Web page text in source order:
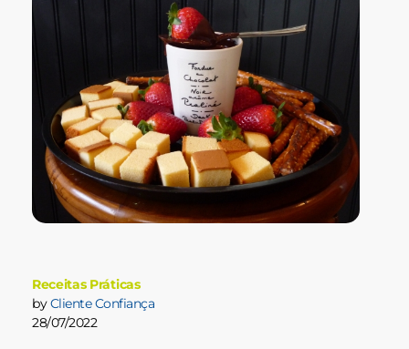
28/07/2022
by Cliente Confiança
Receitas Práticas